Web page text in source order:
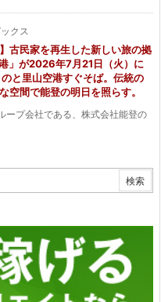
ックス
古民家を再生した新しい旅の拠
」が2026年7月21日（火）に
と里山空港すぐそば。伝統の
空間で能登の明日を照らす。
ープ会社である、株式会社能登の